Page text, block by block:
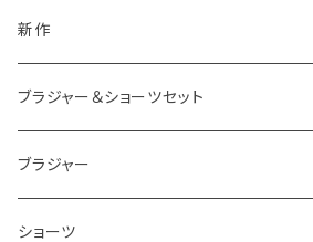
新作
ブラジャー＆ショーツセット
ブラジャー＆ショーツセットすべて
ナイスフィットシリーズ ブラジャー＆ショー
ブラジャー
ブラジャーすべて
ショーツ